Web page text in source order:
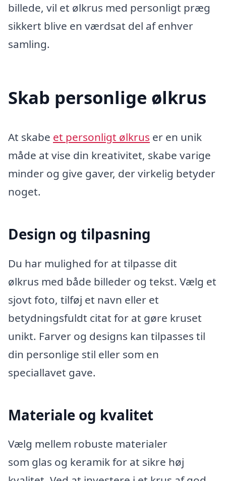
billede, vil et ølkrus med personligt præg
sikkert blive en værdsat del af enhver
samling.
Skab personlige ølkrus
At skabe et personligt ølkrus er en unik
måde at vise din kreativitet, skabe varige
minder og give gaver, der virkelig betyder
noget.
Design og tilpasning
Du har mulighed for at tilpasse dit
ølkrus med både billeder og tekst. Vælg et
sjovt foto, tilføj et navn eller et
betydningsfuldt citat for at gøre kruset
unikt. Farver og designs kan tilpasses til
din personlige stil eller som en
speciallavet gave.
Materiale og kvalitet
Vælg mellem robuste materialer
som glas og keramik for at sikre høj